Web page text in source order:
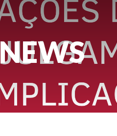
NEWS